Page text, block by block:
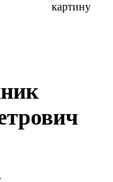
картину